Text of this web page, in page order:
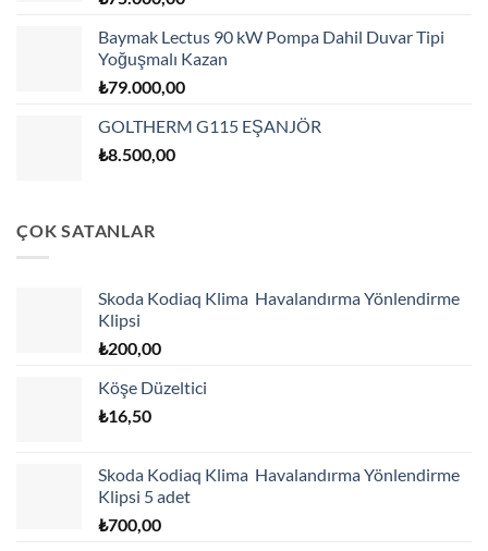
Baymak Lectus 90 kW Pompa Dahil Duvar Tipi
Yoğuşmalı Kazan
₺79.000,00
GOLTHERM G115 EŞANJÖR
₺8.500,00
ÇOK SATANLAR
Skoda Kodiaq Klima Havalandırma Yönlendirme
Klipsi
₺200,00
Köşe Düzeltici
₺16,50
Skoda Kodiaq Klima Havalandırma Yönlendirme
Klipsi 5 adet
₺700,00